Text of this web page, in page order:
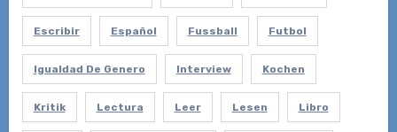
Escribir Español Fussball Futbol
Igualdad De Genero Interview Kochen
Kritik Lectura Leer Lesen Libro